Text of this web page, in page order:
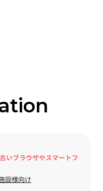
いブラウザやスマートフ
設様向け